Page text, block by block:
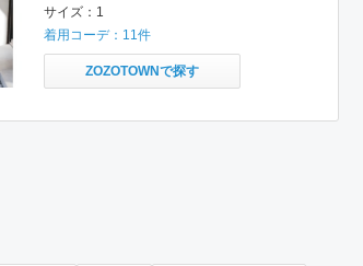
サイズ： 1
着用コーデ： 11件
ZOZOTOWNで探す